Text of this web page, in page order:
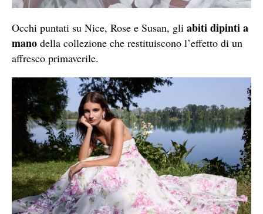
Occhi puntati su Nice, Rose e Susan, gli abiti dipinti a
mano della collezione che restituiscono l’effetto di un
affresco primaverile.